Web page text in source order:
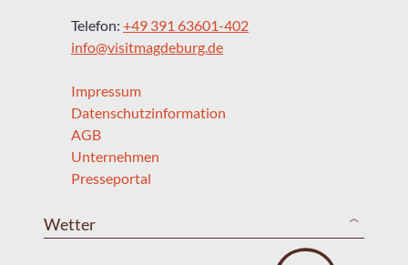
Telefon: +49 391 63601-402
info@visitmagdeburg.de
Impressum
Datenschutzinformation
AGB
Unternehmen
Presseportal
Wetter